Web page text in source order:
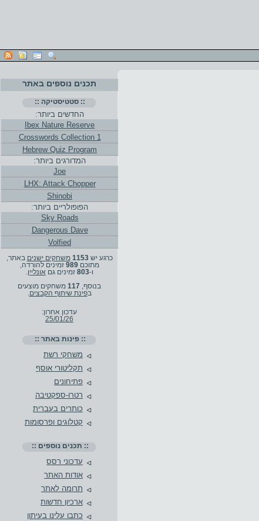
תכנים נוספים באתר
:: סטטיסטיקה ::
החדשים ביותר:
Ibex Nature Reserve
Crosswords Collection 1
Hebrew Quiz Program
המדורגים ביותר:
Joe
LHX: Attack Chopper
Shinobi
הפופולריים ביותר:
Sky Roads
Dangerous Dave
Volfied
כרגע יש1153 משחקים ישנים באתר,
מתוכם989 זמינים להורדה,
ו-803 זמינים גם אונליין
בנוסף, 117 משחקים מוצעים
בפינת שיתוף הקבצים
עדכון אחרון:
25/01/26
:: פינות באתר ::
משחקי רשת
תקליטורי אוסף
פתיחונים
רטרו-ספקטיבה
כותרים בעברית
קטלוגים ופרסומות
:: תכנים נוספים ::
עדכוני רסס
אודות האתר
תרומה לאתר
ארכיון חדשות
כתבו עלינו בעיתון